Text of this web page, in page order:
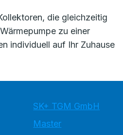
die gleichzeitig
zu einer
individuell auf Ihr Zuhause
SK+ TGM GmbH
Master